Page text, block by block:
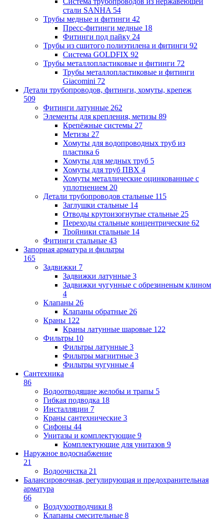
стали SANHA 54
Трубы медные и фитинги 42
Пресс-фитинги медные 18
Фитинги под пайку 24
Трубы из сшитого полиэтилена и фитинги 92
Система GOLDFIX 92
Трубы металлопластиковые и фитинги 72
Трубы металлопластиковые и фитинги
Giacomini 72
Детали трубопроводов, фитинги, хомуты, крепеж
509
Фитинги латунные 262
Элементы для крепления, метизы 89
Крепёжные системы 27
Метизы 27
Хомуты для водопроводных труб из
пластика 6
Хомуты для медных труб 5
Хомуты для труб ПВХ 4
Хомуты металлические оцинкованные с
уплотнением 20
Детали трубопроводов стальные 115
Заглушки стальные 14
Отводы крутоизогнутые стальные 25
Переходы стальные концентрические 62
Тройники стальные 14
Фитинги стальные 43
Запорная арматура и фильтры
165
Задвижки 7
Задвижки латунные 3
Задвижки чугунные с обрезиненым клином
4
Клапаны 26
Клапаны обратные 26
Краны 122
Краны латунные шаровые 122
Фильтры 10
Фильтры латунные 3
Фильтры магнитные 3
Фильтры чугунные 4
Сантехника
86
Водоотводящие желобы и трапы 5
Гибкая подводка 18
Инсталляции 7
Краны сантехнические 3
Сифоны 44
Унитазы и комплектующие 9
Комплектующие для унитазов 9
Наружное водоснабжение
21
Водоочистка 21
Балансировочная, регулирующая и предохранительная
арматура
66
Воздухоотводчики 8
Клапаны cмесительные 8